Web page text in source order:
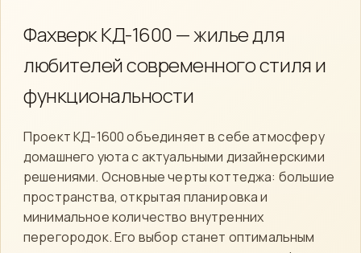
Фахверк КД-1600 — жилье для
любителей современного стиля и
функциональности
Проект КД-1600 объединяет в себе атмосферу
домашнего уюта с актуальными дизайнерскими
решениями. Основные черты коттеджа: большие
пространства, открытая планировка и
минимальное количество внутренних
перегородок. Его выбор станет оптимальным